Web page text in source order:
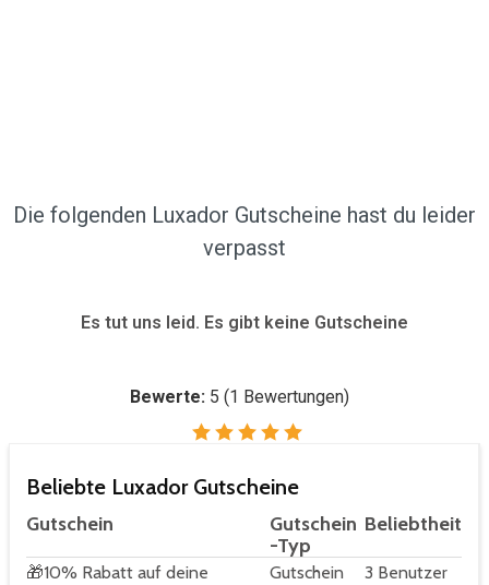
Die folgenden Luxador Gutscheine hast du leider
verpasst
Es tut uns leid. Es gibt keine Gutscheine
Bewerte: 5 (1 Bewertungen)
Beliebte Luxador Gutscheine
Gutschein
Gutschein
-Typ
Beliebtheit
🎁10% Rabatt auf deine
Gutschein 3 Benutzer